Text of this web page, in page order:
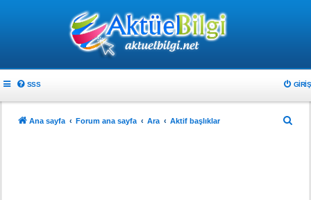
SSS GIRIŞ
Ana sayfa Forum ana sayfa Ara Aktif başlıklar